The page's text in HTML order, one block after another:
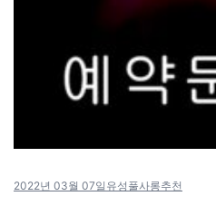
2022년 03월 07일 유성풀사롱추천